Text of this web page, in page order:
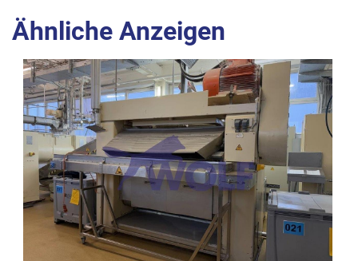
Ähnliche Anzeigen